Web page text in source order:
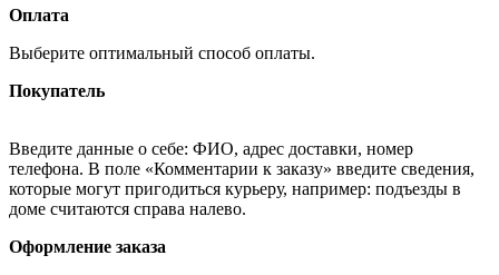
Оплата
Выберите оптимальный способ оплаты.
Покупатель
Введите данные о себе: ФИО, адрес доставки, номер
телефона. В поле «Комментарии к заказу» введите сведения,
которые могут пригодиться курьеру, например: подъезды в
доме считаются справа налево.
Оформление заказа